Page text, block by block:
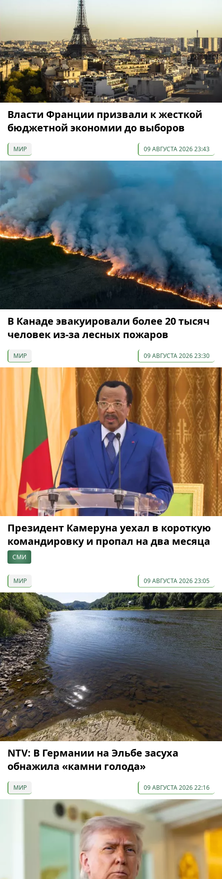
Власти Франции призвали к жесткой
бюджетной экономии до выборов
МИР 09 АВГУСТА 2026 23:43
В Канаде эвакуировали более 20 тысяч
человек из-за лесных пожаров
МИР 09 АВГУСТА 2026 23:30
Президент Камеруна уехал в короткую
командировку и пропал на два месяца
СМИ
МИР 09 АВГУСТА 2026 23:05
NTV: В Германии на Эльбе засуха
обнажила «камни голода»
МИР 09 АВГУСТА 2026 22:16